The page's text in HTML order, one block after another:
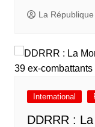
La République
International
DDRRR :